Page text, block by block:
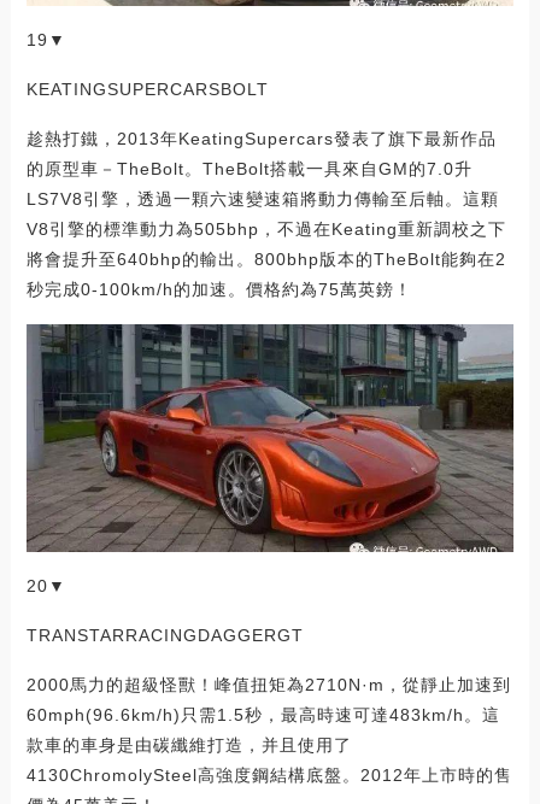
19▼
KEATINGSUPERCARSBOLT
趁熱打鐵，2013年KeatingSupercars發表了旗下最新作品
的原型車－TheBolt。TheBolt搭載一具來自GM的7.0升
LS7V8引擎，透過一顆六速變速箱將動力傳輸至后軸。這顆
V8引擎的標準動力為505bhp，不過在Keating重新調校之下
將會提升至640bhp的輸出。800bhp版本的TheBolt能夠在2
秒完成0-100km/h的加速。價格約為75萬英鎊！
20▼
TRANSTARRACINGDAGGERGT
2000馬力的超級怪獸！峰值扭矩為2710N·m，從靜止加速到
60mph(96.6km/h)只需1.5秒，最高時速可達483km/h。這
款車的車身是由碳纖維打造，并且使用了
4130ChromolySteel高強度鋼結構底盤。2012年上市時的售